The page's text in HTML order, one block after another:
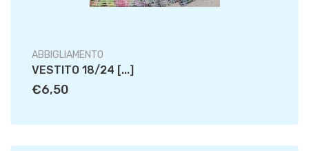
ABBIGLIAMENTO
VESTITO 18/24 [...]
€6,50